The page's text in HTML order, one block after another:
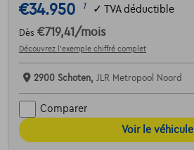
€34.950 1 ✓ TVA déductible
Dès €719,41 /mois
Découvrez l’exemple chiffré complet
2900 Schoten, JLR Metropool Noord
Comparer
Voir le véhicule